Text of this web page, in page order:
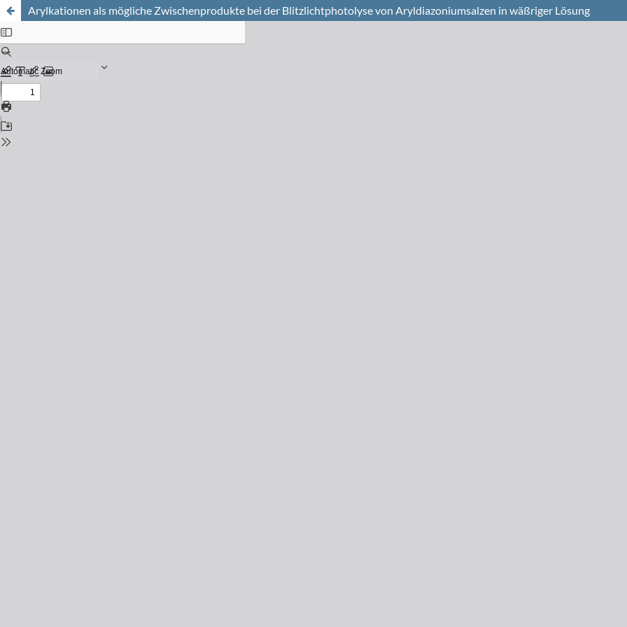
Arylkationen als mögliche Zwischenprodukte bei der Blitzlichtphotolyse von Aryldiazoniumsalzen in wäßriger Lösung